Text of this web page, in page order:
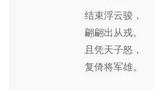
君不见沙场征战苦，
至今犹忆李将军。
岂知书剑老风尘。
龙钟还忝二千石，
愧尔东西南北人。
结束浮云骏，
翩翩出从戎。
且凭天子怒，
复倚将军雄。